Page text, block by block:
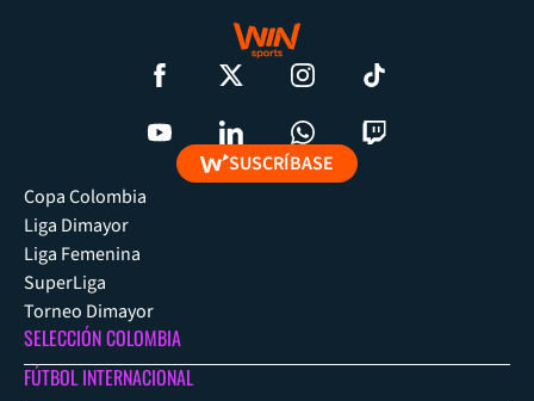
SUSCRÍBASE
Copa Colombia
Liga Dimayor
Liga Femenina
SuperLiga
Torneo Dimayor
SELECCIÓN COLOMBIA
FÚTBOL INTERNACIONAL